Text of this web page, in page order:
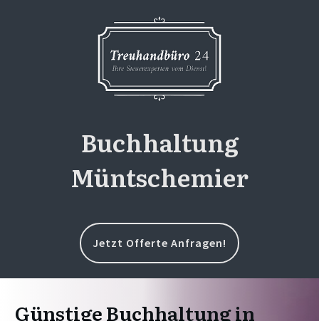
Buchhaltung
Müntschemier
Jetzt Offerte Anfragen!
Günstige Buchhaltung in